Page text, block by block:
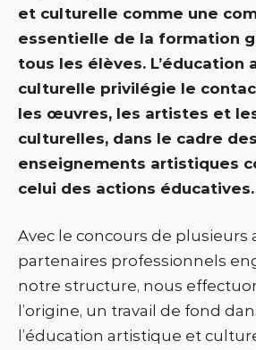
et culturelle comme une
essentielle de la formation
tous les élèves. L’éducation
culturelle privilégie le
les œuvres, les artistes et
culturelles, dans le cadre des
enseignements artistiques
celui des actions
Avec le concours de plusieurs
partenaires professionnels
notre structure, nous
l’origine, un travail de fond
l’éducation artistique et